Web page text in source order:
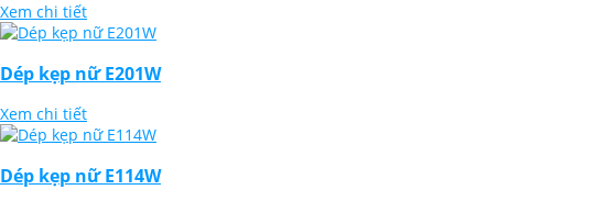
Xem chi tiết
Dép kẹp nữ E201W
Xem chi tiết
Dép kẹp nữ E114W